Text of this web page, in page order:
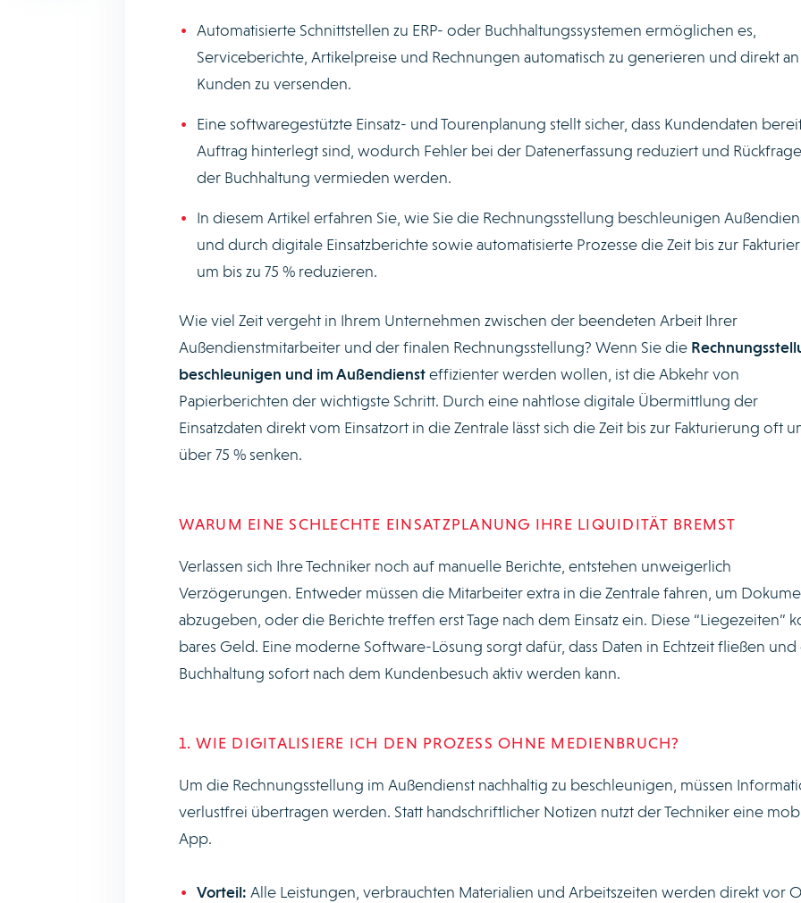
Automatisierte Schnittstellen zu ERP- oder Buchhaltungssystemen ermöglichen es,
Serviceberichte, Artikelpreise und Rechnungen automatisch zu generieren und direkt
Kunden zu versenden.
Eine softwaregestützte Einsatz- und Tourenplanung stellt sicher, dass Kundendaten
Auftrag hinterlegt sind, wodurch Fehler bei der Datenerfassung reduziert und
der Buchhaltung vermieden werden.
In diesem Artikel erfahren Sie, wie Sie die Rechnungsstellung beschleunigen
und durch digitale Einsatzberichte sowie automatisierte Prozesse die Zeit bis zur
um bis zu 75 % reduzieren.
Wie viel Zeit vergeht in Ihrem Unternehmen zwischen der beendeten Arbeit Ihrer
Außendienstmitarbeiter und der finalen Rechnungsstellung? Wenn Sie die
beschleunigen und im Außendiensteffizienter werden wollen, ist die Abkehr von
Papierberichten der wichtigste Schritt. Durch eine nahtlose digitale Übermittlung der
Einsatzdaten direkt vom Einsatzort in die Zentrale lässt sich die Zeit bis zur Fakturierung oft
über 75 % senken.
WARUM EINE SCHLECHTE EINSATZPLANUNG IHRE LIQUIDITÄT BREMST
Verlassen sich Ihre Techniker noch auf manuelle Berichte, entstehen unweigerlich
Verzögerungen. Entweder müssen die Mitarbeiter extra in die Zentrale fahren, um
abzugeben, oder die Berichte treffen erst Tage nach dem Einsatz ein. Diese “Liegezeiten”
bares Geld. Eine moderne Software-Lösung sorgt dafür, dass Daten in Echtzeit fließen und
Buchhaltung sofort nach dem Kundenbesuch aktiv werden kann.
1. WIE DIGITALISIERE ICH DEN PROZESS OHNE MEDIENBRUCH?
Um die Rechnungsstellung im Außendienst nachhaltig zu beschleunigen, müssen
verlustfrei übertragen werden. Statt handschriftlicher Notizen nutzt der Techniker eine
App.
Vorteil: Alle Leistungen, verbrauchten Materialien und Arbeitszeiten werden direkt vor